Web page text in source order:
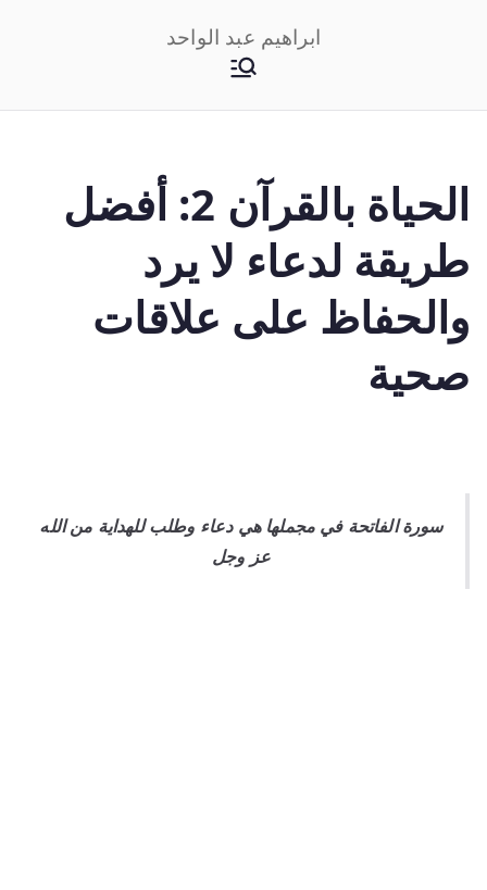
ابراهيم عبد الواحد
الحياة بالقرآن 2: أفضل
طريقة لدعاء لا يرد
والحفاظ على علاقات
صحية
سورة الفاتحة في مجملها هي دعاء وطلب للهداية من الله
عز وجل